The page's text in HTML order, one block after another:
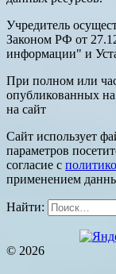
Учредитель
Законом РФ от
информации" и
При полном или
опубликованных на
на сайт
Сайт использует
параметров
согласие с
применением
Найти:
© 2026